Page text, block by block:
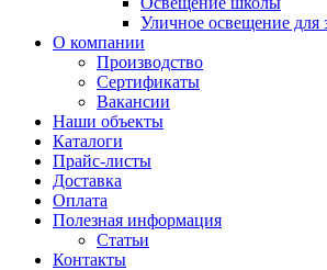
Уличное освещение для
О компании
Производство
Сертификаты
Вакансии
Наши объекты
Каталоги
Прайс-листы
Доставка
Оплата
Полезная информация
Статьи
Контакты